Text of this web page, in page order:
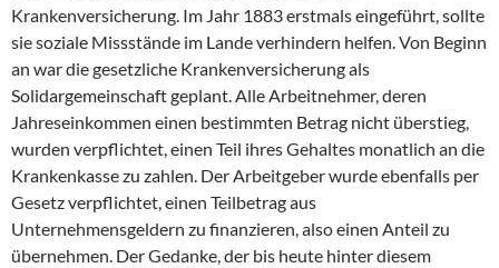
Krankenversicherung. Im Jahr 1883 erstmals eingeführt, sollte
sie soziale Missstände im Lande verhindern helfen. Von Beginn
an war die gesetzliche Krankenversicherung als
Solidargemeinschaft geplant. Alle Arbeitnehmer, deren
Jahreseinkommen einen bestimmten Betrag nicht überstieg,
wurden verpflichtet, einen Teil ihres Gehaltes monatlich an die
Krankenkasse zu zahlen. Der Arbeitgeber wurde ebenfalls per
Gesetz verpflichtet, einen Teilbetrag aus
Unternehmensgeldern zu finanzieren, also einen Anteil zu
übernehmen. Der Gedanke, der bis heute hinter diesem